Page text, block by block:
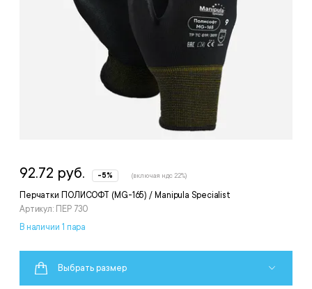
Перчатки ПОЛИСОФТ (MG-165) / Manipula Specialist
Артикул: ПЕР 730
92.72 руб. -5% (включая ндс 22%)
В наличии 1 пара
Выбрать размер